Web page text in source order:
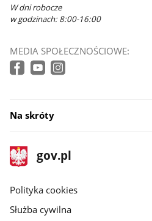
W dni robocze
w godzinach: 8:00-16:00
MEDIA SPOŁECZNOŚCIOWE:
Na skróty
stopka
gov.pl
Strona
gov.pl
gov.pl
Polityka cookies
Służba cywilna